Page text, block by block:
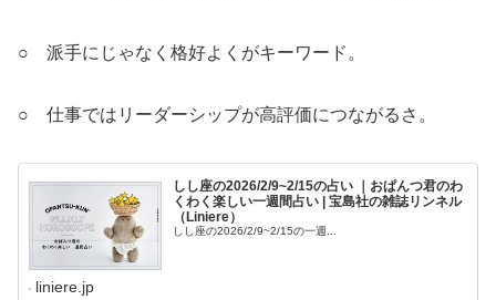
○ 派手にじゃなく格好よくがキーワード。
○ 仕事ではリーダーシップが高評価につながるさ。
しし座の2026/2/9~2/15の占い ｜おぱんつ君のわ
くわく楽しい一週間占い | 宝島社の雑誌リンネル
（Liniere）
しし座の2026/2/9~2/15の一週...
liniere.jp